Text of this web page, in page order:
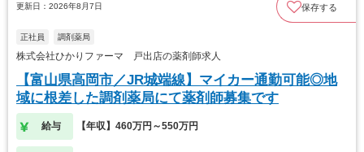
更新日：2026年8月7日 保存する
正社員 調剤薬局
株式会社ひかりファーマ 戸出店の薬剤師求人
【富山県高岡市／JR城端線】マイカー通勤可能◎地
域に根差した調剤薬局にて薬剤師募集です
給与 【年収】460万円～550万円